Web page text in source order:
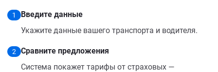
1
Введите данные
Укажите данные вашего транспорта и водителя.
2
Сравните предложения
Система покажет тарифы от страховых —